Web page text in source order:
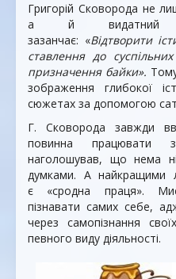
Григорій Сковорода не
а й видатний
зазанчає: «Відтворити
ставлення до
призначення байки».
зображення глибокої
сюжетах за допомогою
Г. Сковорода завжди
повинна працювати
наголошував, що нема
думками. А найкращими
є «сродна праця».
пізнавати самих себе,
через самопізнання
певного виду діяльності.